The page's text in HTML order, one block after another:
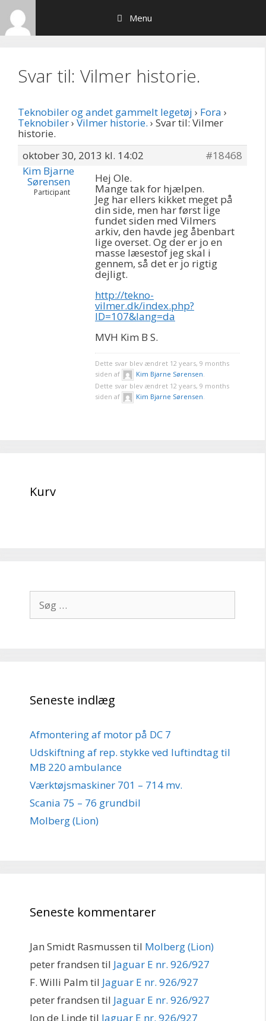
Hop
indhold
Menu
Svar til: Vilmer historie.
Teknobiler og andet gammelt legetøj › Fora ›
Teknobiler› Vilmer historie. › Svar til: Vilmer
historie.
oktober 30, 2013 kl. 14:02
#18468
Kim Bjarne
Sørensen
Participant
Hej Ole.
Mange tak for hjælpen.
Jeg har ellers kikket meget på
din side, men har først lige
fundet siden med Vilmers
arkiv, den havde jeg åbenbart
lige overset. Og der er jo en
masse læsestof jeg skal i
gennem, så det er jo rigtig
dejligt.
http://tekno-
vilmer.dk/index.php?
ID=107&lang=da
MVH Kim B S.
Dette svar blev ændret 12 years, 9 months
siden af
Kim Bjarne Sørensen.
Dette svar blev ændret 12 years, 9 months
siden af
Kim Bjarne Sørensen.
Kurv
efter:
Seneste indlæg
Afmontering af motor på DC 7
Udskiftning af rep. stykke ved luftindtag til
MB 220 ambulance
Værktøjsmaskiner 701 – 714 mv.
Scania 75 – 76 grundbil
Molberg (Lion)
Seneste kommentarer
Jan Smidt Rasmussen til Molberg (Lion)
peter frandsen til Jaguar E nr. 926/927
F. Willi Palm til Jaguar E nr. 926/927
peter frandsen til Jaguar E nr. 926/927
Jon de Linde til Jaguar E nr. 926/927